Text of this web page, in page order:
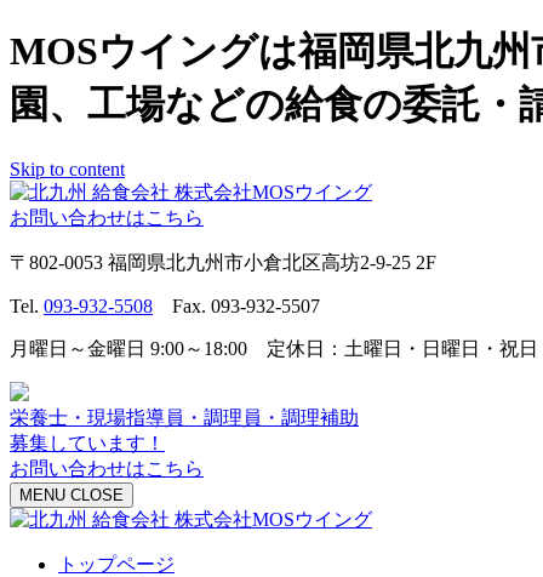
MOSウイングは福岡県北九
園、工場などの給食の委託
Skip to content
お問い合わせはこちら
〒802-0053 福岡県北九州市小倉北区高坊2-9-25 2F
Tel. 093-932-5508 Fax. 093-932-5507
月曜日～金曜日 9:00～18:00 定休日：土曜日・日曜日・祝日
栄養士・現場指導員・調理員・調理補助
募集しています！
お問い合わせはこちら
MENU CLOSE
トップページ